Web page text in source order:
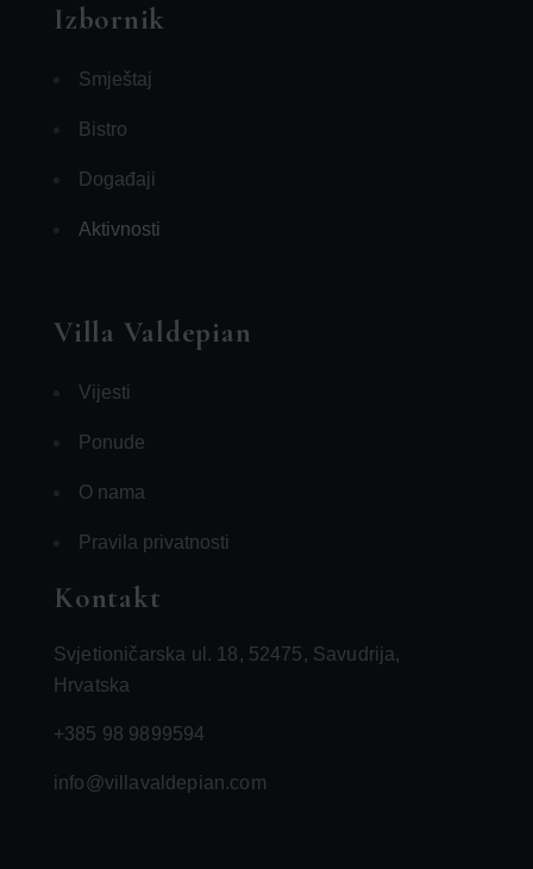
Izbornik
Smještaj
Bistro
Događaji
Aktivnosti
Villa Valdepian
Vijesti
Ponude
O nama
Pravila privatnosti
Kontakt
Svjetioničarska ul. 18, 52475, Savudrija,
Hrvatska
+385 98 9899594
info@villavaldepian.com